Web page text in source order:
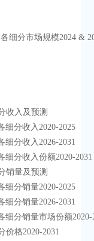
剂各细分市场规模2024 &
收入及预测
各细分收入2020-2025
各细分收入2026-2031
各细分收入份额2020-2031
销量及预测
各细分销量2020-2025
各细分销量2026-2031
剂各细分销量市场份额
价格2020-2031